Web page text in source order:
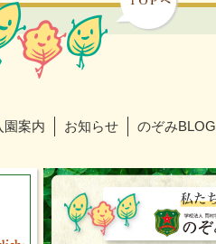
園案内 お知らせ のぞみBLOG